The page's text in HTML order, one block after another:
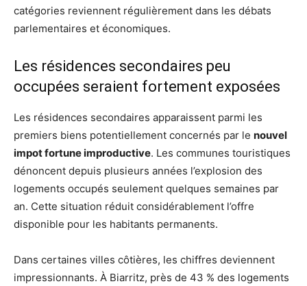
catégories reviennent régulièrement dans les débats
parlementaires et économiques.
Les résidences secondaires peu
occupées seraient fortement exposées
Les résidences secondaires apparaissent parmi les
premiers biens potentiellement concernés par le nouvel
impot fortune improductive. Les communes touristiques
dénoncent depuis plusieurs années l’explosion des
logements occupés seulement quelques semaines par
an. Cette situation réduit considérablement l’offre
disponible pour les habitants permanents.
Dans certaines villes côtières, les chiffres deviennent
impressionnants. À Biarritz, près de 43 % des logements